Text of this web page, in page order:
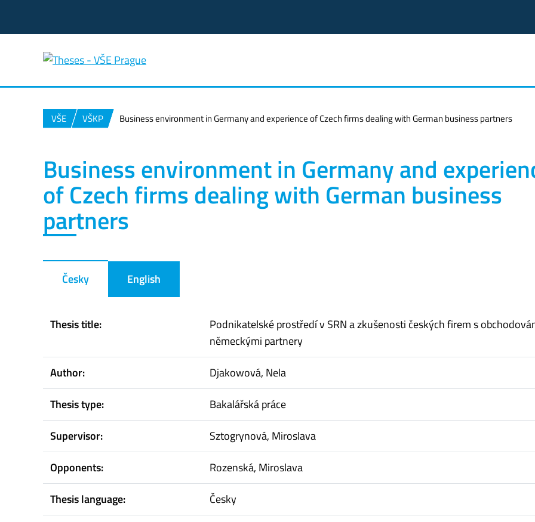
VŠE VŠKP Business environment in Germany and experience of Czech firms dealing with German business partners
Business environment in Germany and
of Czech firms dealing with German business
partners
Česky English
Thesis title:
Podnikatelské prostředí v SRN a zkušenosti českých firem s
německými partnery
Author:
Djakowová, Nela
Thesis type:
Bakalářská práce
Supervisor:
Sztogrynová, Miroslava
Opponents:
Rozenská, Miroslava
Thesis language:
Česky